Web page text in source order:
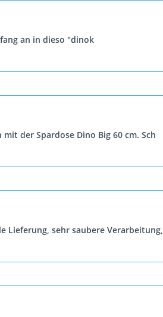
an in dieso "dinok
der Spardose Dino Big 60 cm. Sch
Lieferung, sehr saubere Verarbeitung,